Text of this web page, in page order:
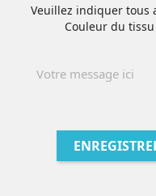
Veuillez indiquer tous
Couleur du